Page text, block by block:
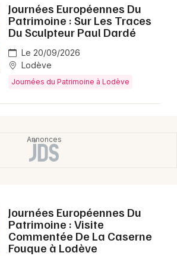
Journées Européennes Du
Patrimoine : Sur Les Traces
Du Sculpteur Paul Dardé
Le 20/09/2026
Lodève
Journées du Patrimoine à Lodève
Journées Européennes Du
Patrimoine : Visite
Commentée De La Caserne
Fouque à Lodève